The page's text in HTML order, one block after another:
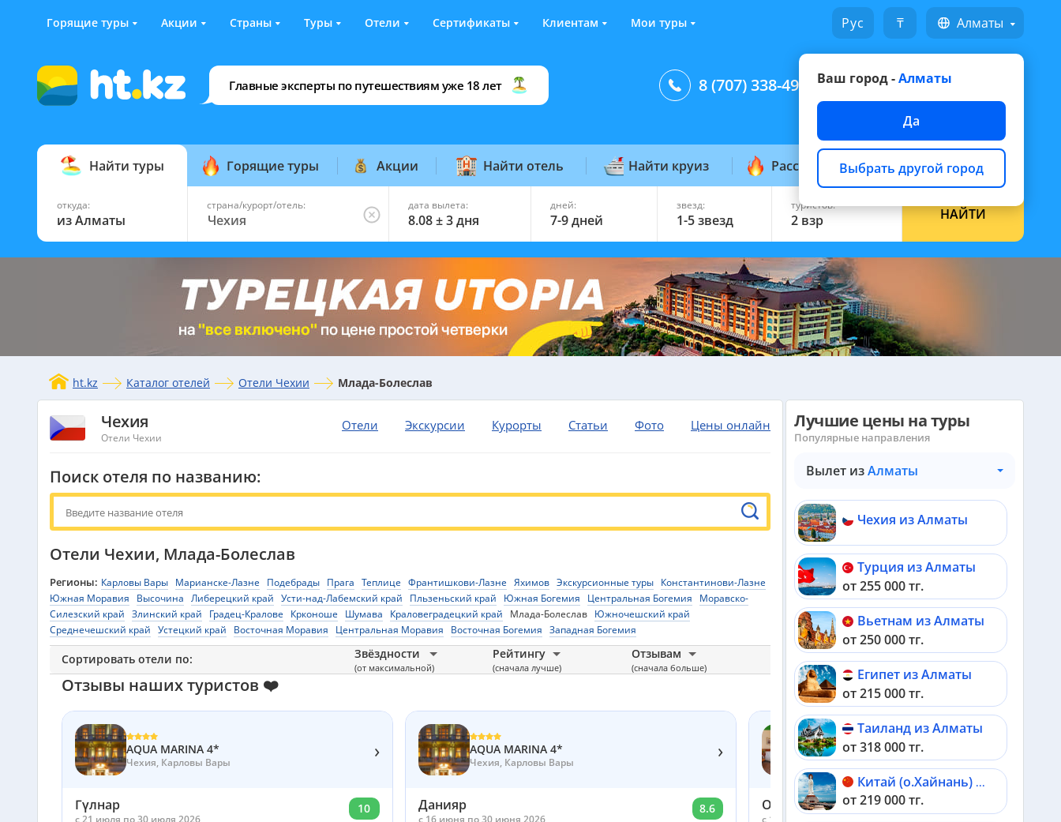
Горящие туры Акции Страны Туры Отели Сертификаты Клиентам Мои туры Русский ₸ Алматы
Ваш город -Алматы
Да
Выбрать другой город
Главные эксперты по путешествиям уже 18 лет 8 (707) 338-49-49 Написать на WhatsApp
Найти туры Горящие туры Акции Найти отель Найти круиз Рассылка горящих
откуда:
из Алматы
страна/курорт/отель: дата вылета:
8.08 ± 3 дня
дней:
7-9 дней
звезд:
1-5 звезд
туристов:
2 взр НАЙТИ
ht.kz Каталог отелей Отели Чехии Млада-Болеслав
Отели Экскурсии Курорты Статьи Фото Цены онлайн
Чехия
Отели Чехии
Поиск отеля по названию:
Отели Чехии, Млада-Болеслав
Регионы: Карловы Вары Марианске-Лазне Подебрады Прага Теплице Франтишкови-Лазне Яхимов Экскурсионные туры Константинови-Лазне
Южная Моравия
Высочина Либерецкий край Усти-над-Лабемский край Пльзеньский край Южная Богемия Центральная Богемия
Моравско-
Силезский край Злинский край Градец-Кралове Крконоше Шумава Краловеградецкий край Млада-Болеслав Южночешский край
Среднечешский край Устецкий край Восточная Моравия Центральная Моравия Восточная Богемия Западная Богемия
Сортировать отели по: Звёздности
(от максимальной)
Рейтингу
(сначала лучше)
Отзывам
(сначала больше)
Отзывы наших туристов ❤️
AQUA MARINA 4*
Чехия, Карловы Вары ›
Гүлнар
c 21 июля по 30 июля 2026
10
AQUA MARINA 4*
Чехия, Карловы Вары ›
Данияр
c 16 июня по 30 июня 2026
8.6
LOUIS LEGER 4*
Чехия, Прага
Oleg
c 19 февраля по 26 февраля 2025
Лучшие цены на туры
Популярные направления
Вылет изАлматы
Чехия из Алматы
Турция из Алматы
от 255 000 тг.
Вьетнам из Алматы
от 250 000 тг.
Египет из Алматы
от 215 000 тг.
Таиланд из Алматы
от 318 000 тг.
Китай (о.Хайнань) из Алматы
от 219 000 тг.